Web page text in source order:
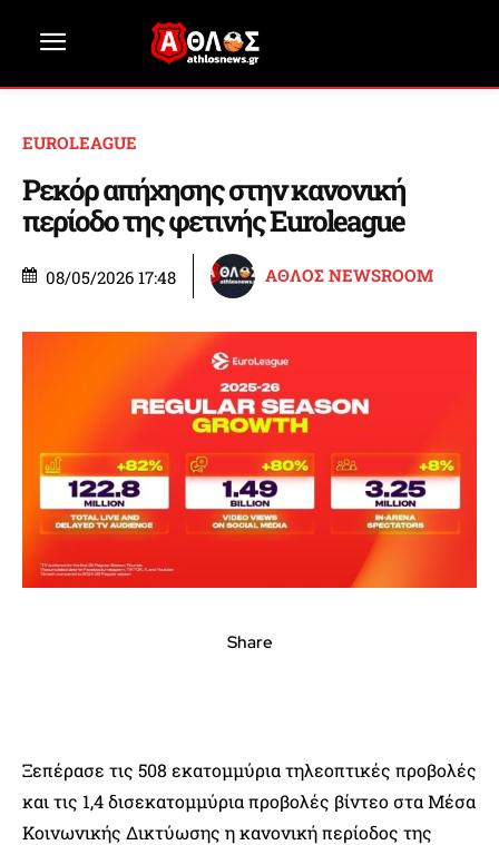
EUROLEAGUE
Ρεκόρ απήχησης στην κανονική
περίοδο της φετινής Euroleague
08/05/2026 17:48 ΑΘΛΟΣ NEWSROOM
Share
Ξεπέρασε τις 508 εκατομμύρια τηλεοπτικές προβολές
και τις 1,4 δισεκατομμύρια προβολές βίντεο στα Μέσα
Κοινωνικής Δικτύωσης η κανονική περίοδος της